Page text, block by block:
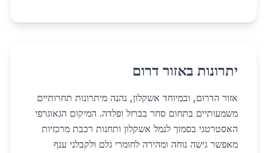
יתרונות באזור דרום
אזור הדרום, ובמיוחד אשקלון, נהנה מיתרונות תחרותיים
משמעותיים בתחום סחר בברזל ופלדה. המיקום הגאוגרפי
האסטרטגי בסמוך לנמל אשקלון ותחנות רכבת מרכזיות
מאפשר גישה נוחה ומהירה לחומרי גלם ולקבלני ענף